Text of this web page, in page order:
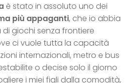
è stato in assoluto uno dei
più appaganti, che io abbia
giochi senza frontiere
ci vuole tutta la capacità
internazionali, metro e bus
o decise solo il giorno
i miei figli dalla comodità,